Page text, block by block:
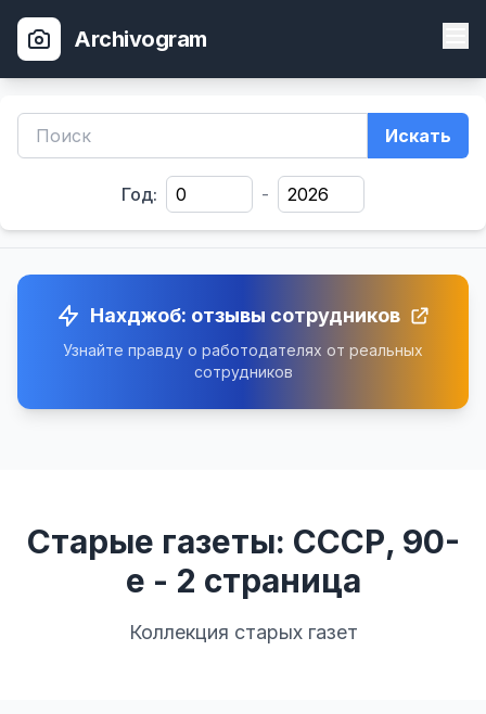
Archivogram
Искать
Год: -
Нахджоб: отзывы сотрудников
Узнайте правду о работодателях от реальных
сотрудников
Старые газеты: СССР, 90-
е - 2 страница
Коллекция старых газет